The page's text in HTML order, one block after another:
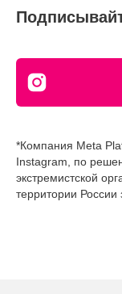
*Компания Meta
Instagram, по
экстремистской
территории